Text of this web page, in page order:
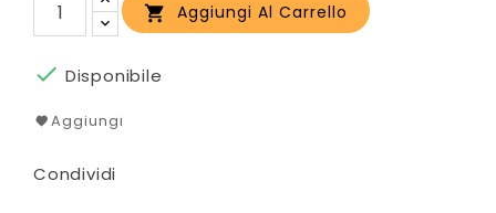
 Aggiungi Al Carrello
 Disponibile
Aggiungi
Condividi